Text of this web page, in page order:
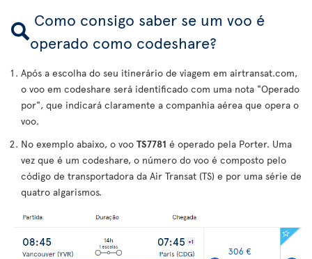
Como consigo saber se um voo é
operado como codeshare?
Após a escolha do seu itinerário de viagem em airtransat.com,
o voo em codeshare será identificado com uma nota "Operado
por", que indicará claramente a companhia aérea que opera o
voo.
No exemplo abaixo, o voo TS7781 é operado pela Porter. Uma
vez que é um codeshare, o número do voo é composto pelo
código de transportadora da Air Transat (TS) e por uma série de
quatro algarismos.